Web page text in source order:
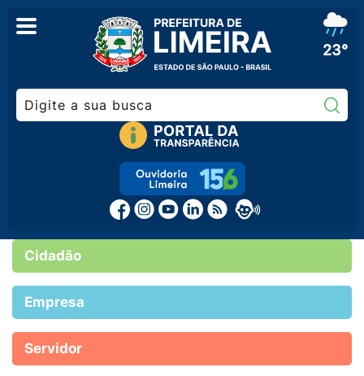
23°
Cidadão
Empresa
Servidor